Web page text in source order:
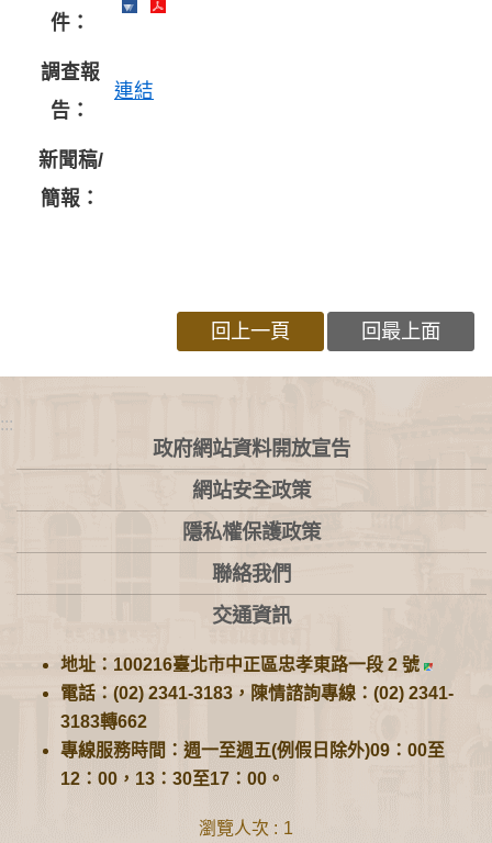
件：
調查報
告：
連結
新聞稿/
簡報：
回上一頁 回最上面
:::
政府網站資料開放宣告
網站安全政策
隱私權保護政策
聯絡我們
交通資訊
地址：100216臺北市中正區忠孝東路一段 2 號
電話：(02) 2341-3183，陳情諮詢專線：(02) 2341-
3183轉662
專線服務時間：週一至週五(例假日除外)09：00至
12：00，13：30至17：00。
瀏覽人次 1